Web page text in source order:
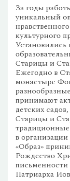
За годы
уникальный
культурного
Старицы и
Ежегодно в
монастыре
принимают
детских
Старицы и
в
«Образ»
Рождество
Патриарха